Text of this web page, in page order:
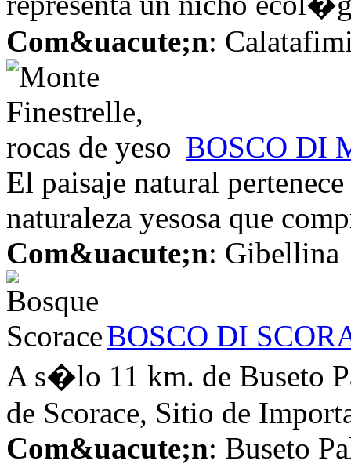
Com&uacute;n:
BOSCO DI
El paisaje natural
naturaleza yesosa que
Com&uacute;n: Gibellina
BOSCO DI
A s�lo 11 km. de Buseto
de Scorace, Sitio de
Com&uacute;n: Buseto